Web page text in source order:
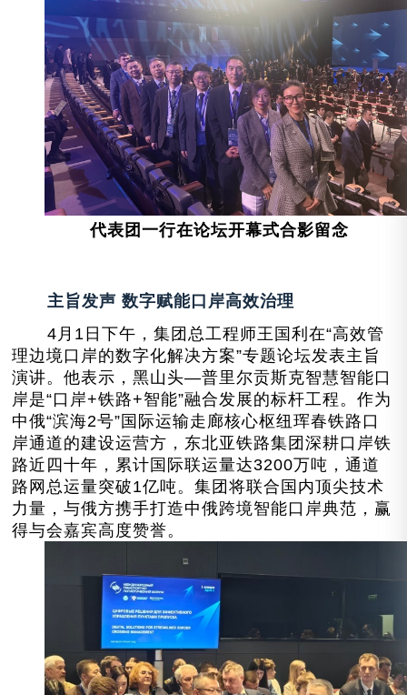
代表团一行在论坛开幕式合影留念
主旨发声 数字赋能口岸高效治理
4月1日下午，集团总工程师王国利在“高效管
理边境口岸的数字化解决方案”专题论坛发表主旨
演讲。他表示，黑山头—普里尔贡斯克智慧智能口
岸是“口岸+铁路+智能”融合发展的标杆工程。作为
中俄“滨海2号”国际运输走廊核心枢纽珲春铁路口
岸通道的建设运营方，东北亚铁路集团深耕口岸铁
路近 四十年，累计国际联运量达3200万吨，通道
路网总运量突破1亿吨。集团将联合国内顶尖技术
力量，与俄方携手打造中俄跨境智能口岸典范，赢
得与会嘉宾高度赞誉。